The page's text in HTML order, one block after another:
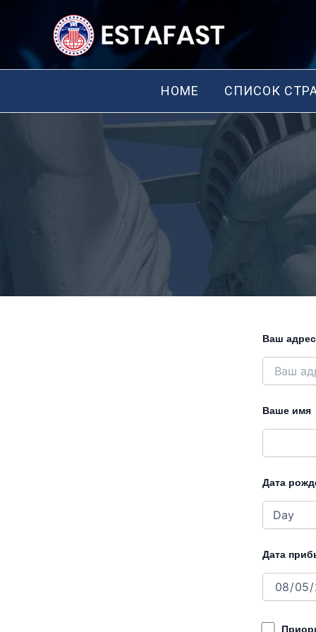
содержимому
HOME СПИСОК
Ваш
Ваше имя
Дата
Дата